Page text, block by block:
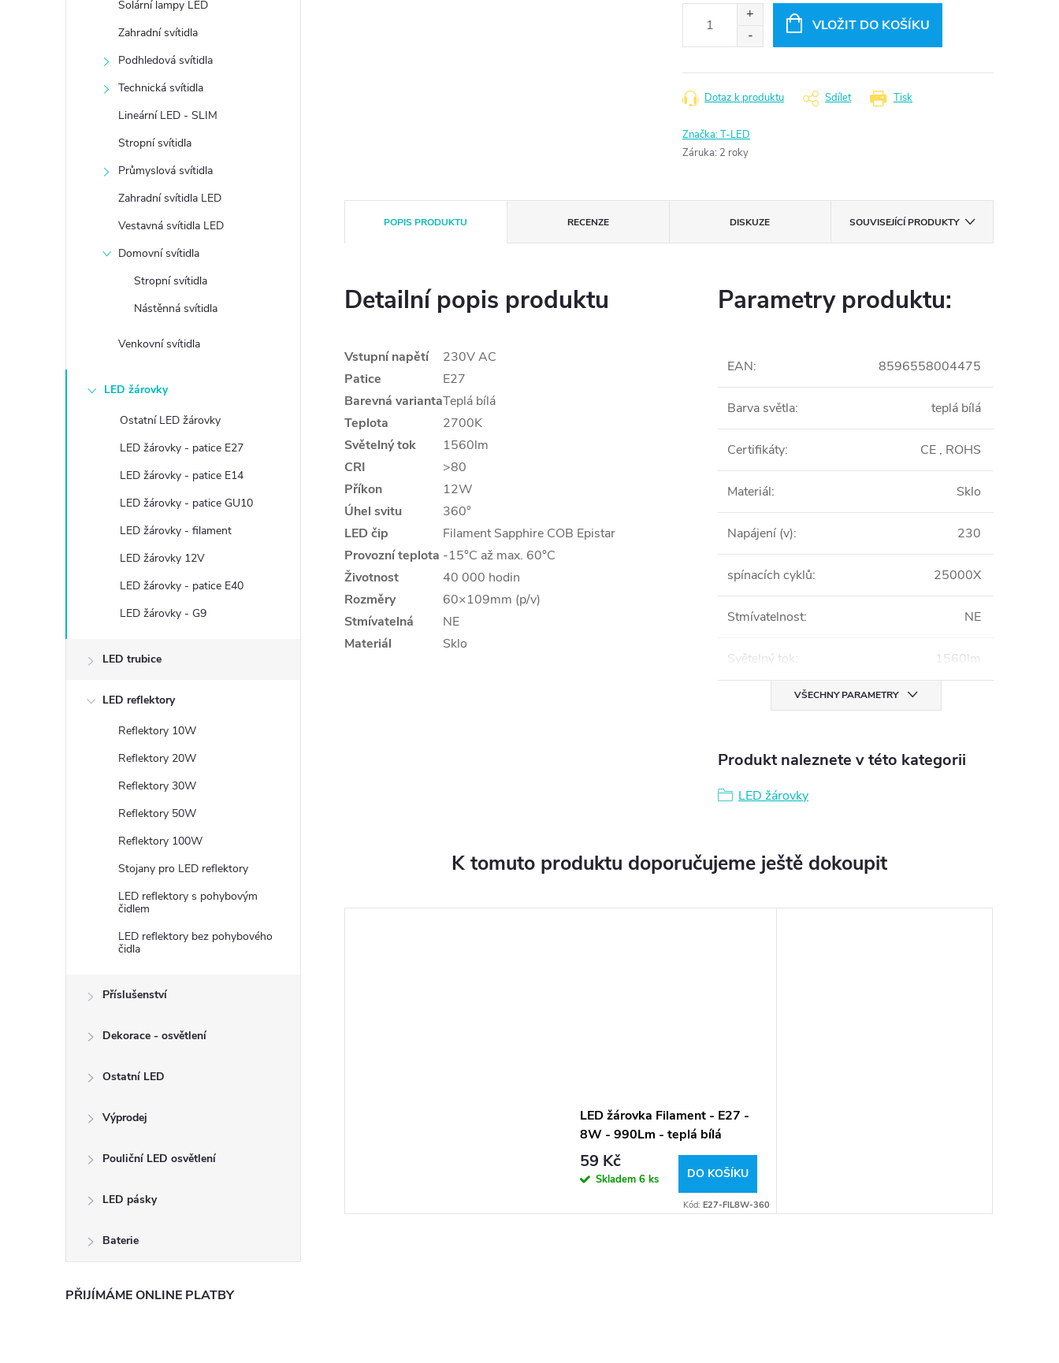
Solární lampy LED
Zahradní svítidla
Podhledová svítidla
Technická svítidla
Lineární LED - SLIM
Stropní svítidla
Průmyslová svítidla
Zahradní svítidla LED
Vestavná svítidla LED
Domovní svítidla
Stropní svítidla
Nástěnná svítidla
Venkovní svítidla
LED žárovky
Ostatní LED žárovky
LED žárovky - patice E27
LED žárovky - patice E14
LED žárovky - patice GU10
LED žárovky - filament
LED žárovky 12V
LED žárovky - patice E40
LED žárovky - G9
LED trubice
LED reflektory
Reflektory 10W
Reflektory 20W
Reflektory 30W
Reflektory 50W
Reflektory 100W
Stojany pro LED reflektory
LED reflektory s pohybovým
čidlem
LED reflektory bez pohybového
čidla
Příslušenství
Dekorace - osvětlení
Ostatní LED
Výprodej
Pouliční LED osvětlení
LED pásky
Baterie
PŘIJÍMÁME ONLINE PLATBY
VLOŽIT DO KOŠÍKU
Tisk
Dotaz k produktu Sdílet
Značka:T-LED
Záruka: 2 roky
POPIS PRODUKTU RECENZE DISKUZE SOUVISEJÍCÍ PRODUKTY
Detailní popis produktu
Vstupní napětí
230V AC
Patice
E27
Barevná variantaTeplá bílá
Teplota
2700K
Světelný tok
1560lm
CRI
>80
Příkon
12W
Úhel svitu
360°
LED čip
Filament Sapphire COB Epistar
Provozní teplota -15°C až max. 60°C
Životnost
40 000 hodin
Rozměry
60×109mm (p/v)
Stmívatelná
NE
Materiál
Sklo
Parametry produktu:
EAN: 8596558004475
Barva světla: teplá bílá
Certifikáty: CE , ROHS
Materiál: Sklo
Napájení (v): 230
spínacích cyklů: 25000X
Stmívatelnost: NE
Světelný tok: 1560lm
VŠECHNY PARAMETRY
Produkt naleznete v této kategorii
LED žárovky
K tomuto produktu doporučujeme ještě dokoupit
LED žárovka Filament - E27 -
8W - 990Lm - teplá bílá
59 Kč
Skladem 6 ks DO KOŠÍKU
Kód: E27-FIL8W-360